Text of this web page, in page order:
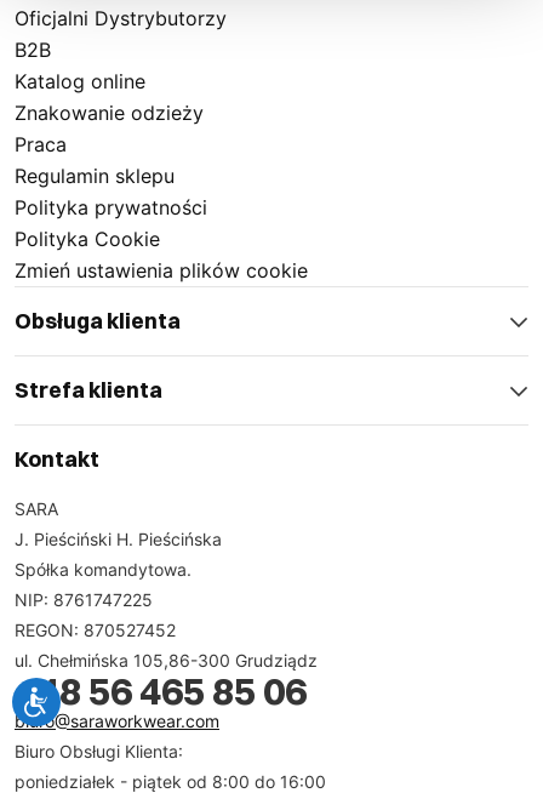
Oficjalni Dystrybutorzy
B2B
Katalog online
Znakowanie odzieży
Praca
Regulamin sklepu
Polityka prywatności
Polityka Cookie
Zmień ustawienia plików cookie
Obsługa klienta
Strefa klienta
Kontakt
SARA
J. Pieściński H. Pieścińska
Spółka komandytowa.
NIP: 8761747225
REGON: 870527452
ul. Chełmińska 105,86-300 Grudziądz
+48 56 465 85 06
biuro@saraworkwear.com
Biuro Obsługi Klienta:
poniedziałek - piątek od 8:00 do 16:00